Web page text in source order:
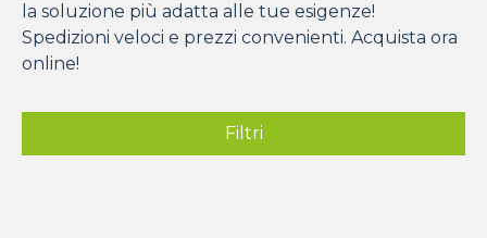
la soluzione più adatta alle tue esigenze!
Spedizioni veloci e prezzi convenienti. Acquista ora
online!
Filtri